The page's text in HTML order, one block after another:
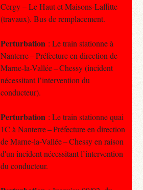
Cergy – Le Haut et Maisons-Laffitte
(travaux). Bus de remplacement.
Perturbation : Le train stationne à
Nanterre – Préfecture en direction de
Marne-la-Vallée – Chessy (incident
nécessitant l’intervention du
conducteur).
Perturbation : Le train stationne quai
1C à Nanterre – Préfecture en direction
de Marne-la-Vallée – Chessy en raison
d'un incident nécessitant l’intervention
du conducteur.